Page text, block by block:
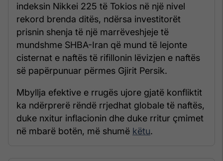
indeksin Nikkei 225 të Tokios në një nivel
rekord brenda ditës, ndërsa investitorët
prisnin shenja të një marrëveshjeje të
mundshme SHBA-Iran që mund të lejonte
cisternat e naftës të rifillonin lëvizjen e naftës
së papërpunuar përmes Gjirit Persik.
Mbyllja efektive e rrugës ujore gjatë konfliktit
ka ndërprerë rëndë rrjedhat globale të naftës,
duke nxitur inflacionin dhe duke rritur çmimet
në mbarë botën, më shumë këtu.